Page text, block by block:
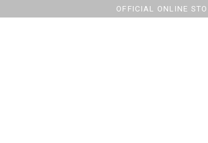
OFFICIAL ONLINE